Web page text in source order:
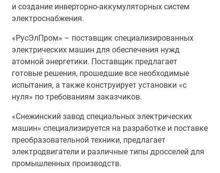
и создание инверторно-аккумуляторных систем
электроснабжения.
«РусЭлПром» – поставщик специализированных
электрических машин для обеспечения нужд
атомной энергетики. Поставщик предлагает
готовые решения, прошедшие все необходимые
испытания, а также конструирует установки «с
нуля» по требованиям заказчиков.
«Снежинский завод специальных электрических
машин» специализируется на разработке и поставке
преобразовательной техники, предлагает
электродвигатели и различные типы дросселей для
промышленных производств.